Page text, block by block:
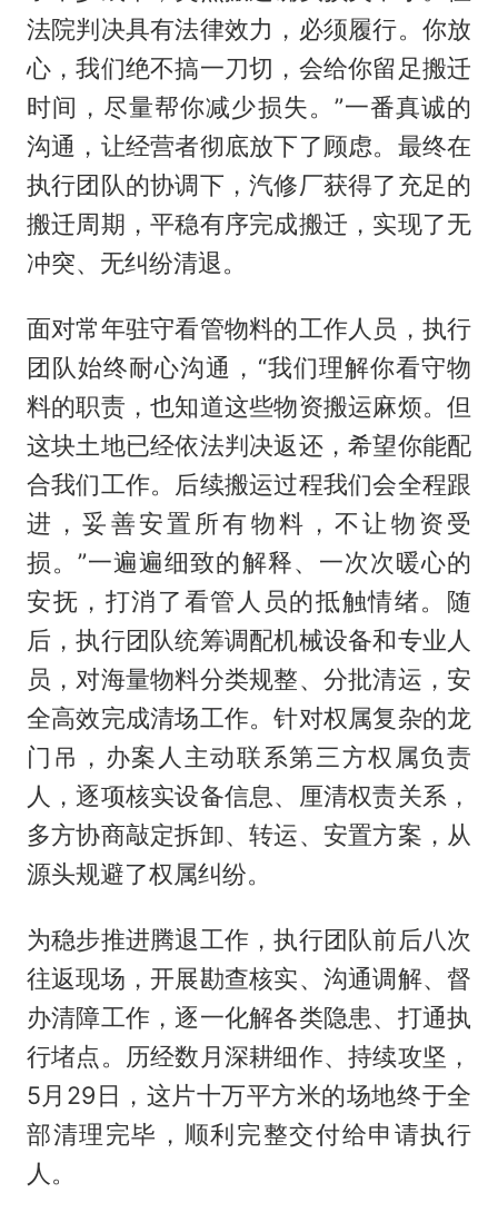
法院判决具有法律效力，必须履行。你放
心，我们绝不搞一刀切，会给你留足搬迁
时间，尽量帮你减少损失。”一番真诚的
沟通，让经营者彻底放下了顾虑。最终在
执行团队的协调下，汽修厂获得了充足的
搬迁周期，平稳有序完成搬迁，实现了无
冲突、无纠纷清退。
面对常年驻守看管物料的工作人员，执行
团队始终耐心沟通，“我们理解你看守物
料的职责，也知道这些物资搬运麻烦。但
这块土地已经依法判决返还，希望你能配
合我们工作。后续搬运过程我们会全程跟
进，妥善安置所有物料，不让物资受
损。”一遍遍细致的解释、一次次暖心的
安抚，打消了看管人员的抵触情绪。随
后，执行团队统筹调配机械设备和专业人
员，对海量物料分类规整、分批清运，安
全高效完成清场工作。针对权属复杂的龙
门吊，办案人主动联系第三方权属负责
人，逐项核实设备信息、厘清权责关系，
多方协商敲定拆卸、转运、安置方案，从
源头规避了权属纠纷。
为稳步推进腾退工作，执行团队前后八次
往返现场，开展勘查核实、沟通调解、督
办清障工作，逐一化解各类隐患、打通执
行堵点。历经数月深耕细作、持续攻坚，
5月29日，这片十万平方米的场地终于全
部清理完毕，顺利完整交付给申请执行
人。